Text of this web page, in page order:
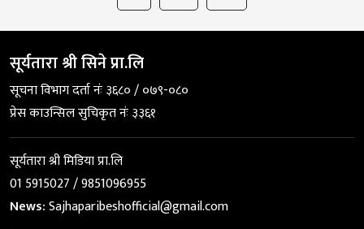
सूर्यतारा श्री सिने प्रा.लि
सूचना विभाग दर्ता नंः ३६८० / ०७९-०८०
प्रेस काउन्सिल सुचिकृत नंः ३३६१
सूर्यतारा श्री मिडिया प्रा.लि
01 5915027 / 9851096955
News:Sajhaparibeshofficial@gmail.com